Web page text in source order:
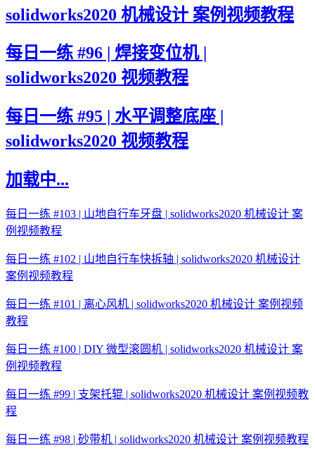
solidworks2020 机械设计 案例视频教程
每日一练 #96 | 焊接变位机 |
solidworks2020 视频教程
每日一练 #95 | 水平调整底座 |
solidworks2020 视频教程
加载中...
每日一练 #103 | 山地自行车牙盘 | solidworks2020 机械设计 案
例视频教程
每日一练 #102 | 山地自行车快拆轴 | solidworks2020 机械设计
案例视频教程
每日一练 #101 | 离心风机 | solidworks2020 机械设计 案例视频
教程
每日一练 #100 | DIY 微型滚圆机 | solidworks2020 机械设计 案
例视频教程
每日一练 #99 | 支架托辊 | solidworks2020 机械设计 案例视频教
程
每日一练 #98 | 砂带机 | solidworks2020 机械设计 案例视频教程